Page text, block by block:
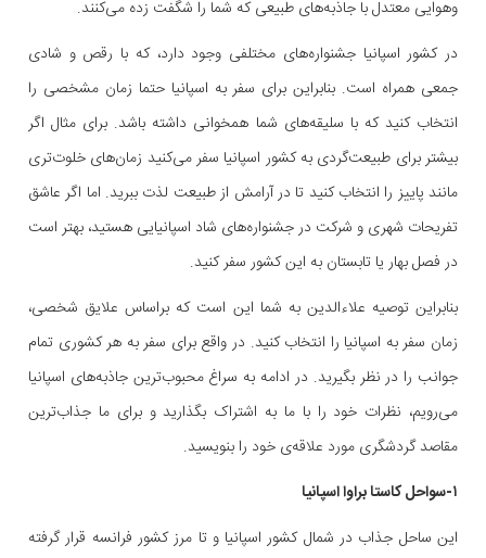
وهوایی معتدل با جاذبه‌های طبیعی که شما را شگفت زده می‌کنند.
در کشور اسپانیا جشنواره‌های مختلفی وجود دارد، که با رقص و شادی
جمعی همراه است. بنابراین برای سفر به اسپانیا حتما زمان مشخصی را
انتخاب کنید که با سلیقه‌های شما همخوانی داشته باشد. برای مثال اگر
بیشتر برای طبیعت‌گردی به کشور اسپانیا سفر می‌کنید زمان‌های خلوت‌تری
مانند پاییز را انتخاب کنید تا در آرامش از طبیعت لذت ببرید. اما اگر عاشق
تفریحات شهری و شرکت در جشنواره‌های شاد اسپانیایی هستید، بهتر است
در فصل بهار یا تابستان به این کشور سفر کنید.
بنابراین توصیه علاءالدین به شما این است که براساس علایق شخصی،
زمان سفر به اسپانیا را انتخاب کنید. در واقع برای سفر به هر کشوری تمام
جوانب را در نظر بگیرید. در ادامه به سراغ محبوب‌ترین جاذبه‌های اسپانیا
می‌رویم، نظرات خود را با ما به اشتراک بگذارید و برای ما جذاب‌ترین
مقاصد گردشگری مورد علاقه‌ی خود را بنویسید.
۱-سواحل کاستا براوا اسپانیا
این ساحل جذاب در شمال کشور اسپانیا و تا مرز کشور فرانسه قرار گرفته